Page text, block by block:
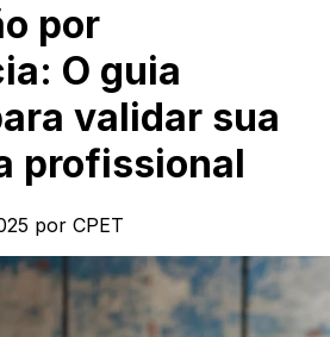
por
O guia
validar sua
profissional
por CPET